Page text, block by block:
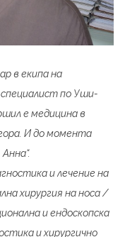
в екипа на
по Уши-
е медицина в
И до момента
и лечение на
хирургия на носа /
и ендоскопска
и хирургично